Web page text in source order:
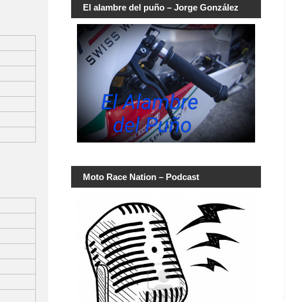
El alambre del puño – Jorge González
Moto Race Nation – Podcast